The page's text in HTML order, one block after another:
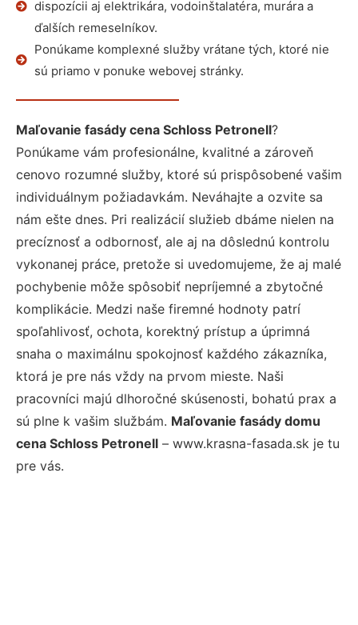
dispozícii aj elektrikára, vodoinštalatéra, murára a
ďalších remeselníkov.
Ponúkame komplexné služby vrátane tých, ktoré nie
sú priamo v ponuke webovej stránky.
Maľovanie fasády cena Schloss Petronell?
Ponúkame vám profesionálne, kvalitné a zároveň
cenovo rozumné služby, ktoré sú prispôsobené vašim
individuálnym požiadavkám. Neváhajte a ozvite sa
nám ešte dnes. Pri realizácií služieb dbáme nielen na
precíznosť a odbornosť, ale aj na dôslednú kontrolu
vykonanej práce, pretože si uvedomujeme, že aj malé
pochybenie môže spôsobiť nepríjemné a zbytočné
komplikácie. Medzi naše firemné hodnoty patrí
spoľahlivosť, ochota, korektný prístup a úprimná
snaha o maximálnu spokojnosť každého zákazníka,
ktorá je pre nás vždy na prvom mieste. Naši
pracovníci majú dlhoročné skúsenosti, bohatú prax a
sú plne k vašim službám. Maľovanie fasády domu
cena Schloss Petronell – www.krasna-fasada.sk je tu
pre vás.